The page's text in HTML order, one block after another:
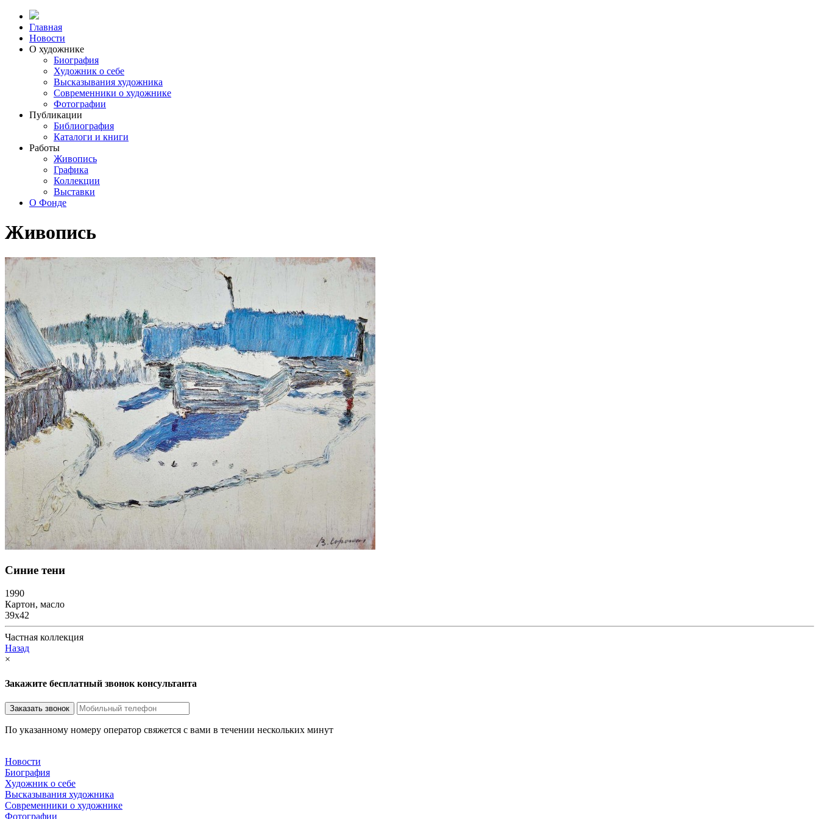
Главная
Новости
О художнике
Биография
Художник о себе
Выcказывания художника
Современники о художнике
Фотографии
Публикации
Библиография
Каталоги и книги
Работы
Живопись
Графика
Коллекции
Выставки
О Фонде
Живопись
Синие тени
1990
Картон, масло
39х42
Частная коллекция
Назад
×
Закажите бесплатный звонок консультанта
По указанному номеру оператор свяжется с вами в течении нескольких минут
Новости
Биография
Художник о себе
Выcказывания художника
Современники о художнике
Фотографии